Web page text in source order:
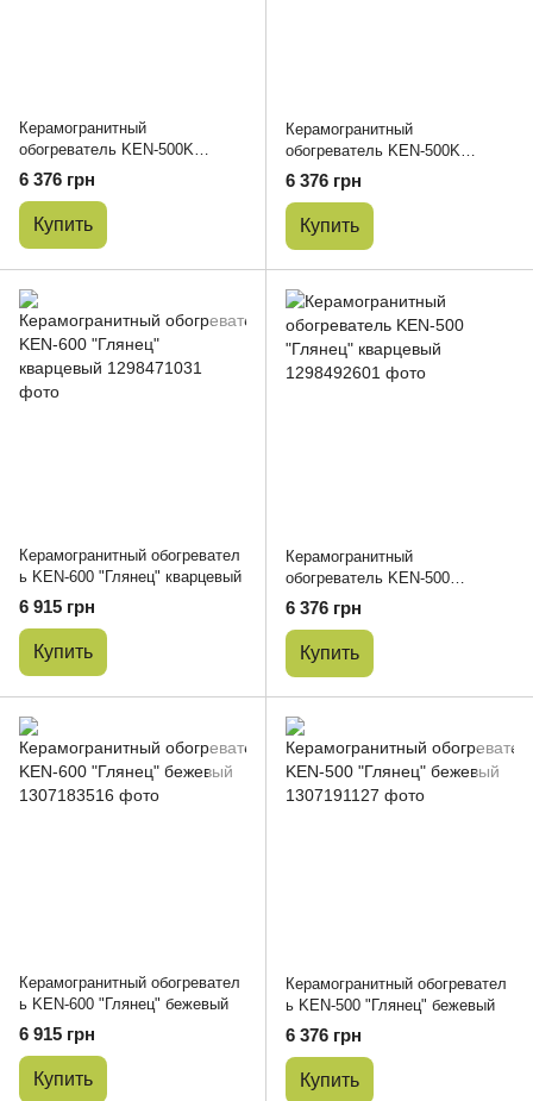
Керамогранитный
обогреватель KEN-500K
"Глянец" бежевый
6 376 грн
Купить
Керамогранитный
обогреватель KEN-500K
"Глянец" кварцевый
6 376 грн
Купить
Керамогранитный обогревател
ь KEN-600 "Глянец" кварцевый
6 915 грн
Купить
Керамогранитный
обогреватель KEN-500
"Глянец" кварцевый
6 376 грн
Купить
Керамогранитный обогревател
ь KEN-600 "Глянец" бежевый
6 915 грн
Купить
Керамогранитный обогревател
ь KEN-500 "Глянец" бежевый
6 376 грн
Купить